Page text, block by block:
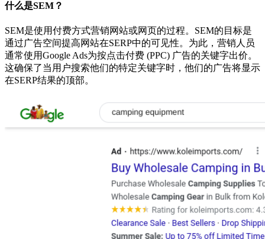
什么是SEM？
SEM是使用付费方式营销网站或网页的过程。SEM的目标是
通过广告空间提高网站在SERP中的可见性。为此，营销人员
通常使用Google Ads为按点击付费 (PPC) 广告的关键字出价。
这确保了当用户搜索他们的特定关键字时，他们的广告将显示
在SERP结果的顶部。